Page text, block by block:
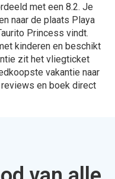
met een 8.2. Je
naar de plaats Playa
Princess vindt.
kinderen en beschikt
zit het vliegticket
vakantie naar
en boek direct